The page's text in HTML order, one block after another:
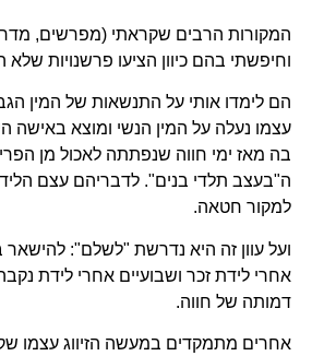
המקורות הרבים שקראתי (מפרשים,
וחיפשתי בהם כיוון הציעו פרשנויות
הם לימדו אותי על התנשאות של המין
עצמו נעלה על המין הנשי ומוצא באישה
בה מאז ימי חווה שנפתתה לאכול מן
ה"בעצב תלדי בנים". לדבריהם עצם
למקור חטאה.
ועל עוון זה היא נדרשת "לשלם":
אחרי לידת זכר ושבועיים אחרי לידת
דמותה של חווה.
אחרים מתמקדים במעשה הזיווג עצמו